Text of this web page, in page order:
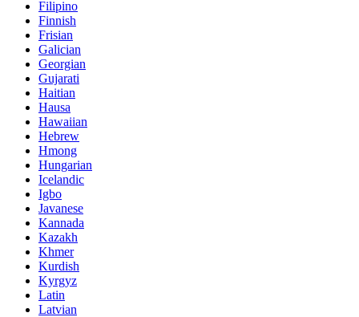
Filipino
Finnish
Frisian
Galician
Georgian
Gujarati
Haitian
Hausa
Hawaiian
Hebrew
Hmong
Hungarian
Icelandic
Igbo
Javanese
Kannada
Kazakh
Khmer
Kurdish
Kyrgyz
Latin
Latvian